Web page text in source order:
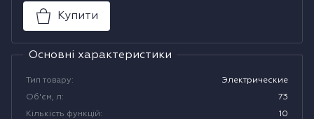
Водонагрівачі
Сушильні машини
Купити
Основні характеристики
Тип товару:
Электрические
Об'єм, л:
73
Кількість функцій:
10